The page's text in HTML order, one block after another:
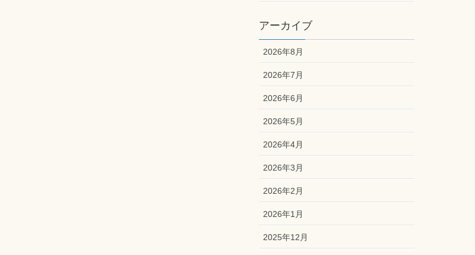
アーカイブ
2026年8月
2026年7月
2026年6月
2026年5月
2026年4月
2026年3月
2026年2月
2026年1月
2025年12月